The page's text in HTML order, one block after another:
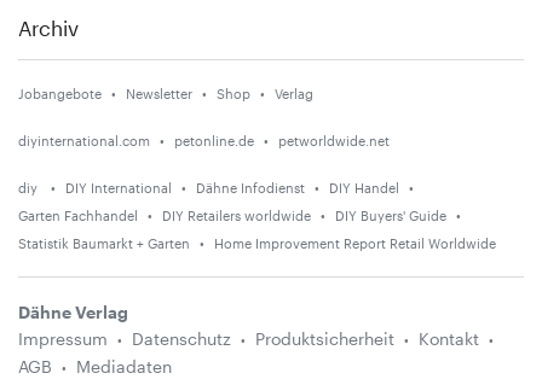
Archiv
Jobangebote Newsletter Shop Verlag
diyinternational.com petonline.de petworldwide.net
diy DIY International Dähne Infodienst
DIY Handel
Garten Fachhandel
DIY Retailers worldwide
DIY Buyers' Guide
Statistik Baumarkt + Garten
Home Improvement Report Retail Worldwide
Dähne Verlag
Impressum
Datenschutz Produktsicherheit
Kontakt
AGB
Mediadaten